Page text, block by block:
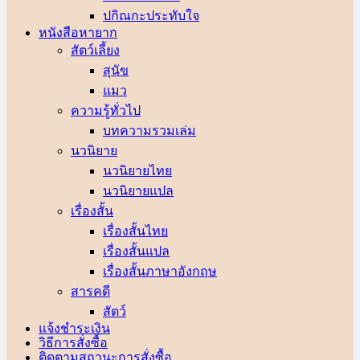
ปกิณกะประทับใจ
หนังสือหายาก
สัตว์เลี้ยง
สุนัข
แมว
ความรู้ทั่วไป
บทความรวมเล่ม
นวนิยาย
นวนิยายไทย
นวนิยายแปล
เรื่องสั้น
เรื่องสั้นไทย
เรื่องสั้นแปล
เรื่องสั้นภาษาอังกฤษ
สารคดี
สัตว์
แจ้งชำระเงิน
วิธีการสั่งซื้อ
ติดตามสถานะการสั่งซื้อ